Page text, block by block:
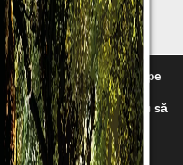
URILE
DEI MINORI E
mai bună experiență pe
pe care le folosim sau să